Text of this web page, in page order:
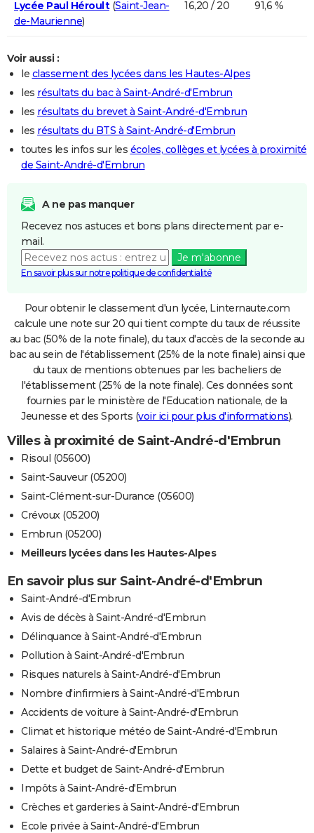
Lycée Paul Héroult(Saint-Jean-
de-Maurienne)
16,20 / 20 91,6 %
Voir aussi :
le classement des lycées dans les Hautes-Alpes
les résultats du bac à Saint-André-d'Embrun
les résultats du brevet à Saint-André-d'Embrun
les résultats du BTS à Saint-André-d'Embrun
toutes les infos sur les écoles, collèges et lycées à proximité
de Saint-André-d'Embrun
A ne pas manquer
Recevez nos astuces et bons plans directement par e-
mail.
Je m'abonne
En savoir plus sur notre politique de confidentialité
Pour obtenir le classement d'un lycée, Linternaute.com
calcule une note sur 20 qui tient compte du taux de réussite
au bac (50% de la note finale), du taux d'accès de la seconde au
bac au sein de l'établissement (25% de la note finale) ainsi que
du taux de mentions obtenues par les bacheliers de
l'établissement (25% de la note finale). Ces données sont
fournies par le ministère de l'Education nationale, de la
Jeunesse et des Sports (voir ici pour plus d'informations).
Villes à proximité de Saint-André-d'Embrun
Risoul (05600)
Saint-Sauveur (05200)
Saint-Clément-sur-Durance (05600)
Crévoux (05200)
Embrun (05200)
Meilleurs lycées dans les Hautes-Alpes
En savoir plus sur Saint-André-d'Embrun
Saint-André-d'Embrun
Avis de décès à Saint-André-d'Embrun
Délinquance à Saint-André-d'Embrun
Pollution à Saint-André-d'Embrun
Risques naturels à Saint-André-d'Embrun
Nombre d'infirmiers à Saint-André-d'Embrun
Accidents de voiture à Saint-André-d'Embrun
Climat et historique météo de Saint-André-d'Embrun
Salaires à Saint-André-d'Embrun
Dette et budget de Saint-André-d'Embrun
Impôts à Saint-André-d'Embrun
Crèches et garderies à Saint-André-d'Embrun
Ecole privée à Saint-André-d'Embrun